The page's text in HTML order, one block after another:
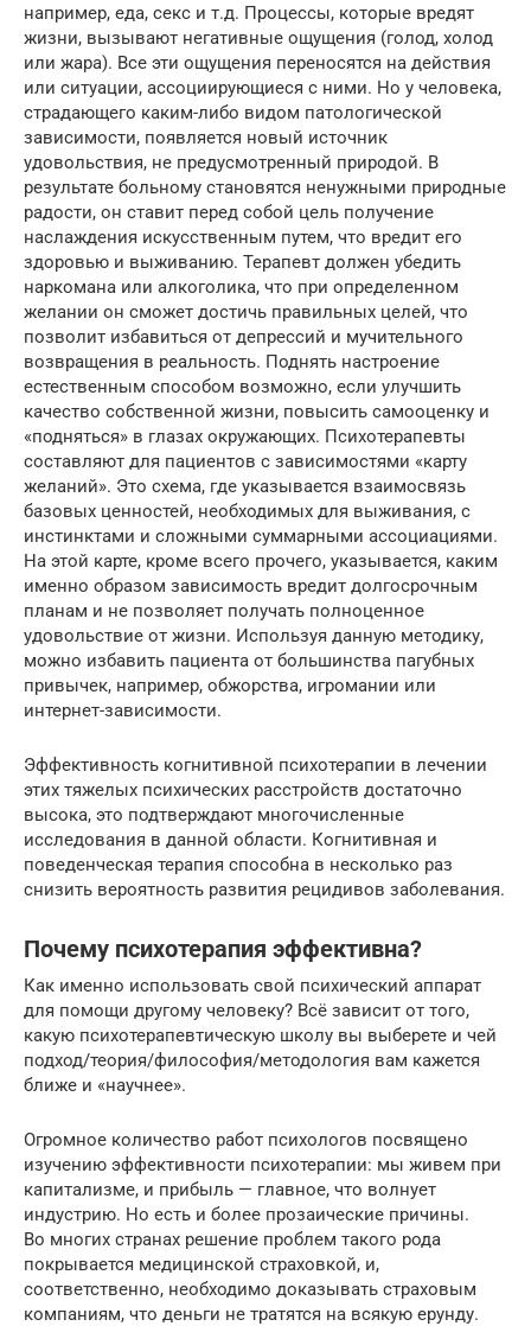
например, еда, секс и т.д. Процессы, которые вредят
жизни, вызывают негативные ощущения (голод, холод
или жара). Все эти ощущения переносятся на действия
или ситуации, ассоциирующиеся с ними. Но у человека,
страдающего каким-либо видом патологической
зависимости, появляется новый источник
удовольствия, не предусмотренный природой. В
результате больному становятся ненужными природные
радости, он ставит перед собой цель получение
наслаждения искусственным путем, что вредит его
здоровью и выживанию. Терапевт должен убедить
наркомана или алкоголика, что при определенном
желании он сможет достичь правильных целей, что
позволит избавиться от депрессий и мучительного
возвращения в реальность. Поднять настроение
естественным способом возможно, если улучшить
качество собственной жизни, повысить самооценку и
«подняться» в глазах окружающих. Психотерапевты
составляют для пациентов с зависимостями «карту
желаний». Это схема, где указывается взаимосвязь
базовых ценностей, необходимых для выживания, с
инстинктами и сложными суммарными ассоциациями.
На этой карте, кроме всего прочего, указывается, каким
именно образом зависимость вредит долгосрочным
планам и не позволяет получать полноценное
удовольствие от жизни. Используя данную методику,
можно избавить пациента от большинства пагубных
привычек, например, обжорства, игромании или
интернет-зависимости.
Эффективность когнитивной психотерапии в лечении
этих тяжелых психических расстройств достаточно
высока, это подтверждают многочисленные
исследования в данной области. Когнитивная и
поведенческая терапия способна в несколько раз
снизить вероятность развития рецидивов заболевания.
Почему психотерапия эффективна?
Как именно использовать свой психический аппарат
для помощи другому человеку? Всё зависит от того,
какую психотерапевтическую школу вы выберете и чей
подход/теория/философия/методология вам кажется
ближе и «научнее».
Огромное количество работ психологов посвящено
изучению эффективности психотерапии: мы живем при
капитализме, и прибыль — главное, что волнует
индустрию. Но есть и более прозаические причины.
Во многих странах решение проблем такого рода
покрывается медицинской страховкой, и,
соответственно, необходимо доказывать страховым
компаниям, что деньги не тратятся на всякую ерунду.